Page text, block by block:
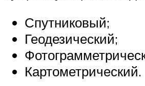
Спутниковый;
Геодезический;
Картометрический.